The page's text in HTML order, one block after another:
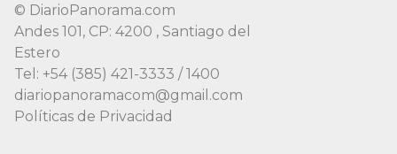
© DiarioPanorama.com
Andes 101, CP: 4200 , Santiago del
Estero
Tel: +54 (385) 421-3333 / 1400
diariopanoramacom@gmail.com
Políticas de Privacidad